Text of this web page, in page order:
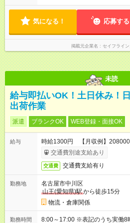
望の方は夜勤（21:00～6:00）
気になる！ 応募する
掲載元企業名 セイフライ
未読
給与即払いOK！土日休み！
出荷作業
派遣 ブランクOK WEB登録・面接OK
給与
時給1300円 【月収例】
交通費別途支給あり
交通費 交通費支給有り
勤務地
名古屋市中川区
山王(愛知県)駅から徒歩15分
物流・倉庫関係
勤務時間 8:00～17:00 ※表記のうち実